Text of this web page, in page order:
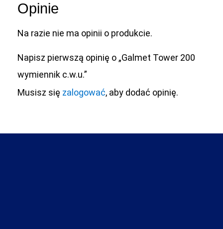
Opinie
Na razie nie ma opinii o produkcie.
Napisz pierwszą opinię o „Galmet Tower 200
wymiennik c.w.u.”
Musisz się zalogować, aby dodać opinię.